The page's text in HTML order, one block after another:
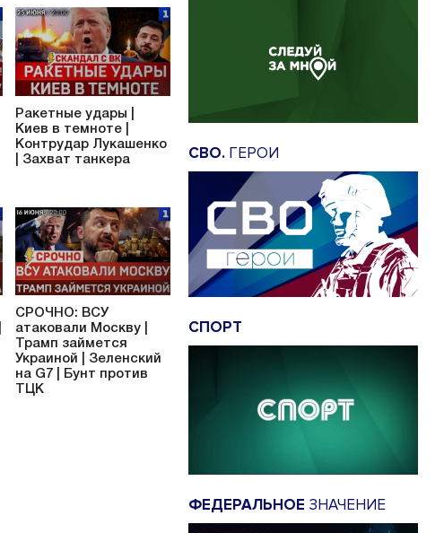
Ракетные удары |
Киев в темноте |
Контрудар Лукашенко
| Захват танкера
СРОЧНО: ВСУ
атаковали Москву |
Трамп займется
Украиной | Зеленский
на G7 | Бунт против
ТЦК
СВО. ГЕРОИ
СПОРТ
ФЕДЕРАЛЬНОЕ ЗНАЧЕНИЕ